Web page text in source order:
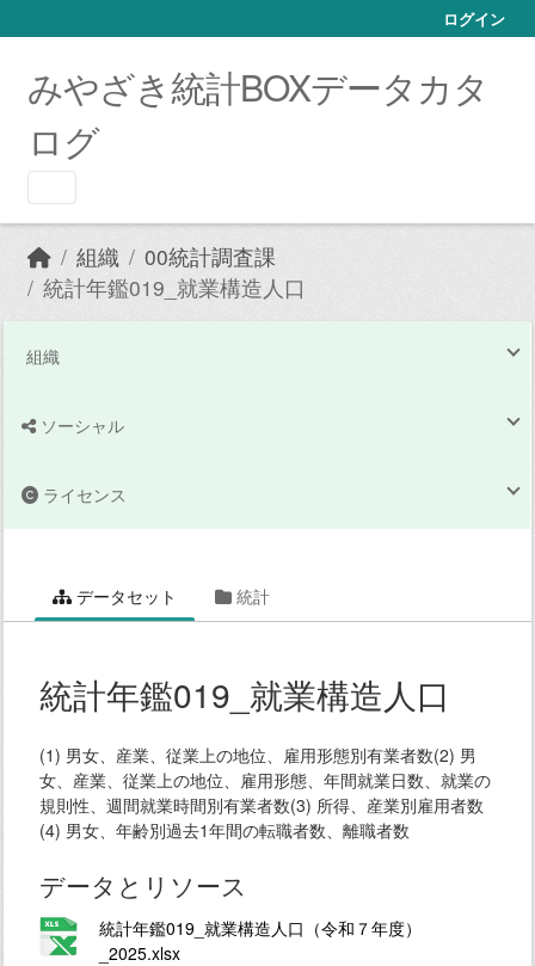
ログイン
みやざき統計BOXデータカタ
ログ
組織
00統計調査課
統計年鑑019_就業構造人口
組織
ソーシャル
ライセンス
データセット 統計
統計年鑑019_就業構造人口
(1) 男女、産業、従業上の地位、雇用形態別有業者数(2) 男
女、産業、従業上の地位、雇用形態、年間就業日数、就業の
規則性、週間就業時間別有業者数(3) 所得、産業別雇用者数
(4) 男女、年齢別過去1年間の転職者数、離職者数
データとリソース
統計年鑑019_就業構造人口（令和７年度）
_2025.xlsx